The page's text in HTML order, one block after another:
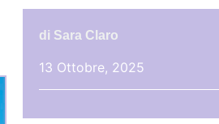
di Sara Claro
13 Ottobre, 2025